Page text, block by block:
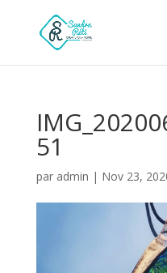
51
par admin | Nov 23,